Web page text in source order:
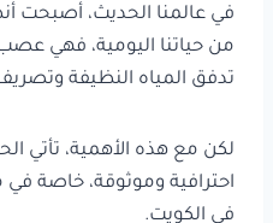
في عالمنا الحديث، أصبحت
من حياتنا اليومية، فهي
تدفق المياه النظيفة
لكن مع هذه الأهمية، تأتي
احترافية وموثوقة، خاصة
في الكويت.